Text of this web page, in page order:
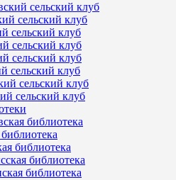
сельский клуб
сельский клуб
сельский клуб
сельский клуб
сельский клуб
сельский клуб
сельский клуб
сельский клуб
библиотека
библиотека
библиотека
библиотека